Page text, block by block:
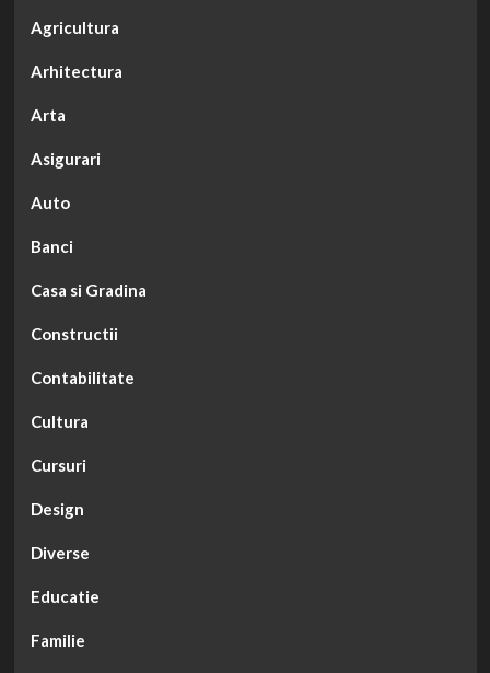
Agricultura
Arhitectura
Arta
Asigurari
Auto
Banci
Casa si Gradina
Constructii
Contabilitate
Cultura
Cursuri
Design
Diverse
Educatie
Familie